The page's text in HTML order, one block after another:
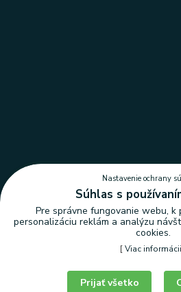
Nastavenie ochrany
Nastavenie ochrany
Súhlas s
Pre správne fungovanie webu, k
personalizáciu reklám a analýzu
cookies.
[Viac informácii
Prijať všetko